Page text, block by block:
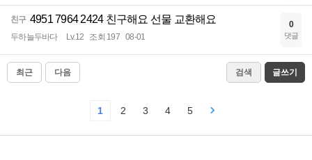
친구 4951 7964 2424 친구해요 선물 교환해요
두하늘두바다 Lv.12 조회 197 08-01
0
댓글
최근 다음 검색 글쓰기
1 2 3 4 5